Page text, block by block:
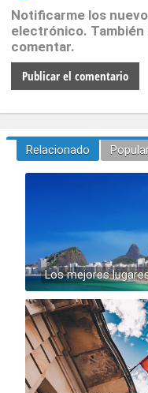
Notificarme los
electrónico. También
comentar.
Relacionado
Los mejores